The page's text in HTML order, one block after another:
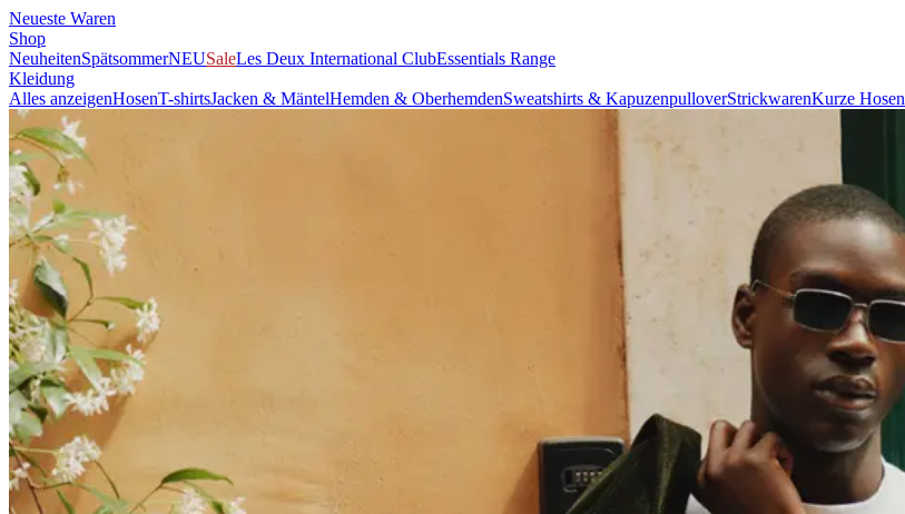
Neueste Waren
Shop
NeuheitenSpätsommerNEUSaleLes Deux International ClubEssentials Range
Kleidung
Alles anzeigenHosenT-shirtsJacken & MäntelHemden & OberhemdenSweatshirts & KapuzenpulloverStrickwarenKurze Hosen
Accessories
Alles anzeigen
Kinder
Alles anzeigenTops
Brand
Brand Home
Collections Responsibility
Latest
The Spectator’s Lounge
Collaborations
Prince / Les DeuxKB: The Anniversary Editions
Collections
Les Deux International Club